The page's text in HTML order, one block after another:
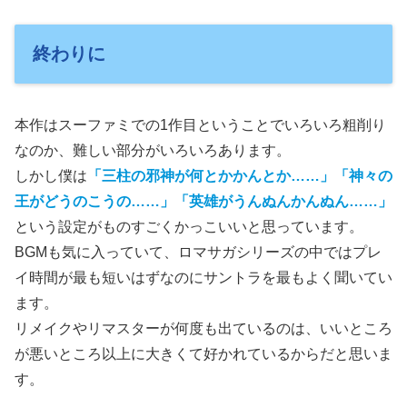
終わりに
本作はスーファミでの1作目ということでいろいろ粗削り
なのか、難しい部分がいろいろあります。
しかし僕は 「三柱の邪神が何とかかんとか……」「神々の
王がどうのこうの……」「英雄がうんぬんかんぬん……」
という設定がものすごくかっこいいと思っています。
BGMも気に入っていて、ロマサガシリーズの中ではプレ
イ時間が最も短いはずなのにサントラを最もよく聞いてい
ます。
リメイクやリマスターが何度も出ているのは、いいところ
が悪いところ以上に大きくて好かれているからだと思いま
す。